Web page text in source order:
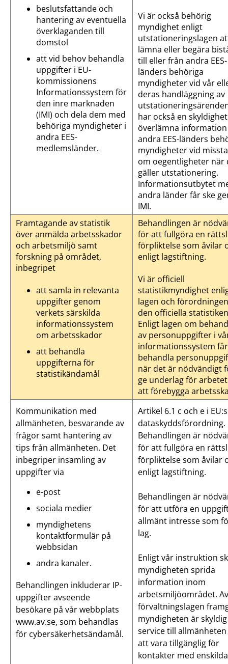
beslutsfattande och
hantering av eventuella
överklaganden till
domstol
att vid behov behandla
uppgifter i EU-
kommissionens
Informationssystem för
den inre marknaden
(IMI) och dela dem med
behöriga myndigheter i
andra EES-
medlemsländer.
Vi är också behörig
myndighet enligt
utstationeringslagen
lämna eller begära
till eller från andra EES-
länders behöriga
myndigheter vid vår
deras handläggning av
har också en
överlämna
andra EES-länders
myndigheter vid
om oegentligheter när
gäller utstationering.
Informationsutbytet
andra länder får ske
IMI.
Framtagande av statistik
över anmälda arbetsskador
och arbetsmiljö samt
forskning på området,
inbegripet
att samla in relevanta
uppgifter genom
verkets särskilda
informationssystem
om arbetsskador
att behandla
uppgifterna för
statistikändamål
Behandlingen är
för att fullgöra en
förpliktelse som åvilar
enligt lagstiftning.
Vi är officiell
statistikmyndighet
lagen och
den officiella
Enligt lagen om
av personuppgifter i
informationssystem
behandla
när det är nödvändigt
ge underlag för
att förebygga
Kommunikation med
allmänheten, besvarande av
frågor samt hantering av
tips från allmänheten. Det
inbegriper insamling av
uppgifter via
e-post
sociala medier
myndighetens
kontaktformulär på
webbsidan
andra kanaler.
Behandlingen inkluderar IP-
uppgifter avseende
besökare på vår webbplats
www.av.se, som behandlas
för cybersäkerhetsändamål.
Artikel 6.1 c och e i EU:s
dataskyddsförordning.
Behandlingen är
för att fullgöra en
förpliktelse som åvilar
enligt lagstiftning.
Behandlingen är
för att utföra en
allmänt intresse som
lag.
Enligt vår instruktion
myndigheten sprida
information inom
arbetsmiljöområdet. Av
förvaltningslagen
myndigheten är
service till
att vara tillgänglig för
kontakter med